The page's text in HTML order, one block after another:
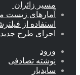
مسیر زائران
آمارهای زیست
استفاده از
اجرای طرح
ورود
نوشته تصادفی
سایدبار